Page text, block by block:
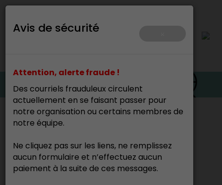
Avis de sécurité
Attention, alerte fraude !
Des courriels frauduleux circulent
actuellement en se faisant passer pour
notre organisation ou certains membres de
notre équipe.
Ne cliquez pas sur les liens, ne remplissez
aucun formulaire et n’effectuez aucun
paiement à la suite de ces messages.
Accueil>Ressources et outils
Cette page n’existe pas.